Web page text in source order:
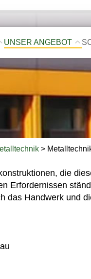
>
die
Erfordernissen
das Handwerk und
UNSER ANGEBOT